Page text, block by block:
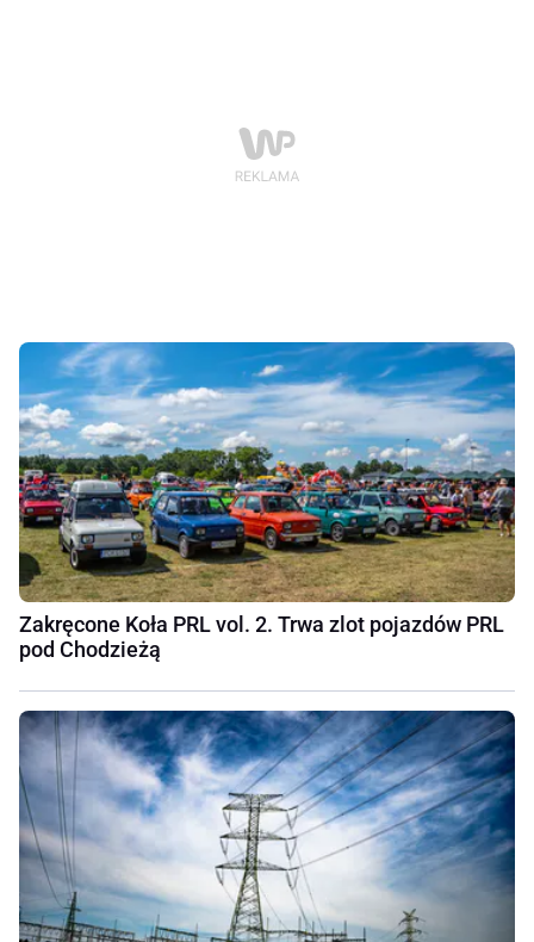
Zakręcone Koła PRL vol. 2. Trwa zlot pojazdów PRL
pod Chodzieżą